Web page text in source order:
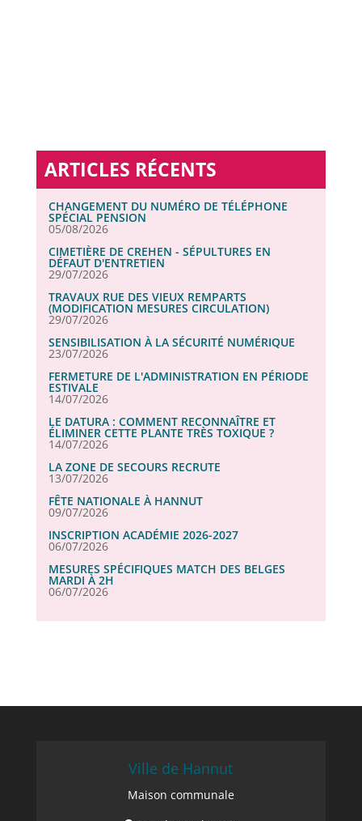
ARTICLES RÉCENTS
CHANGEMENT DU NUMÉRO DE TÉLÉPHONE
SPÉCIAL PENSION
05/08/2026
CIMETIÈRE DE CREHEN - SÉPULTURES EN
DÉFAUT D'ENTRETIEN
29/07/2026
TRAVAUX RUE DES VIEUX REMPARTS
(MODIFICATION MESURES CIRCULATION)
29/07/2026
SENSIBILISATION À LA SÉCURITÉ NUMÉRIQUE
23/07/2026
FERMETURE DE L'ADMINISTRATION EN PÉRIODE
ESTIVALE
14/07/2026
LE DATURA : COMMENT RECONNAÎTRE ET
ÉLIMINER CETTE PLANTE TRÈS TOXIQUE ?
14/07/2026
LA ZONE DE SECOURS RECRUTE
13/07/2026
FÊTE NATIONALE À HANNUT
09/07/2026
INSCRIPTION ACADÉMIE 2026-2027
06/07/2026
MESURES SPÉCIFIQUES MATCH DES BELGES
MARDI À 2H
06/07/2026
Ville de Hannut
Maison communale